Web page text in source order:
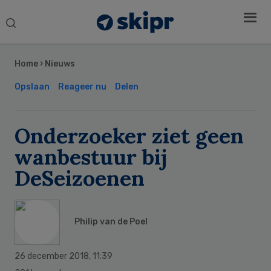
Search
Home › Nieuws
Opslaan Reageer nu Delen
Onderzoeker ziet geen
wanbestuur bij
DeSeizoenen
Philip van de Poel
26 december 2018, 11:39
Sidebar